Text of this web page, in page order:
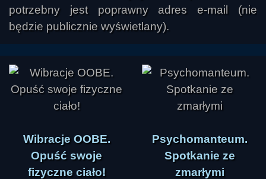
potrzebny jest poprawny adres e-mail (nie
będzie publicznie wyświetlany).
Wibracje OOBE.
Opuść swoje
fizyczne ciało!
Psychomanteum.
Spotkanie ze
zmarłymi